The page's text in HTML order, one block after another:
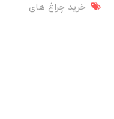
خرید چراغ های